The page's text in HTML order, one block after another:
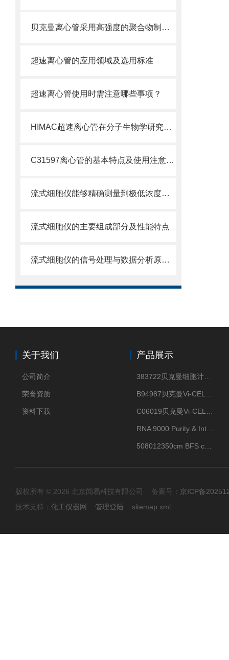
贝克曼离心管采用高强度的聚合物制造，具有优良的耐酸碱性
超速离心管的应用领域及选用标准
超速离心管使用时需注意哪些事项？
HIMAC超速离心管在分子生物学研究中的应用
C31597离心管的基本特点及使用注意事项
流式细胞仪能够精确测量到极低浓度的标记物
流式细胞仪的主要组成部分及性能特点
流式细胞仪的信号处理与数据分析原理分析
关于我们
公司简介
荣誉资质
资料下载
产品展示
版权所有 © 2026 北京闻易科技有限公司 备案号： 京ICP备
技术支持： 化工仪器网 管理登陆 sitemap.xml